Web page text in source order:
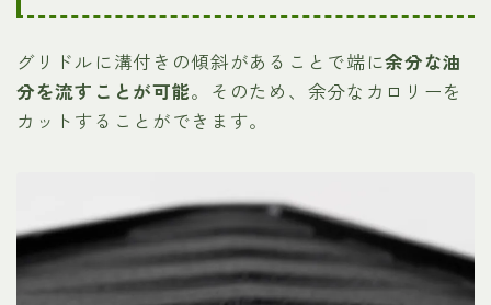
グリドルに溝付きの傾斜があることで端に余分な油
分を流すことが可能。そのため、余分なカロリーを
カットすることができます。